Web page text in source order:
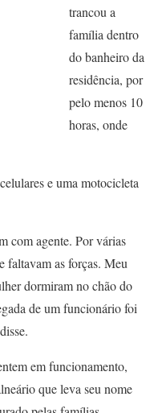
trancou a
família dentro
do banheiro da
residência, por
pelo menos 10
horas, onde
e uma motocicleta
com agente. Por várias
faltavam as forças. Meu
dormiram no chão do
de um funcionário foi
em funcionamento,
que leva seu nome